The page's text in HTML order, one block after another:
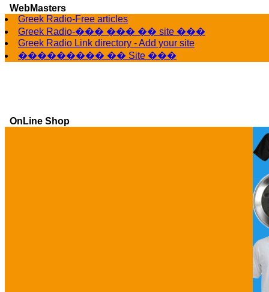
WebMasters
Greek Radio-Free articles
Greek Radio-��� ��� �� site ���
Greek Radio Link directory - Add your site
��������� �� Site ���
OnLine Shop